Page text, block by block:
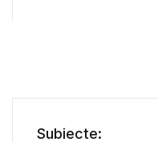
Subiecte: